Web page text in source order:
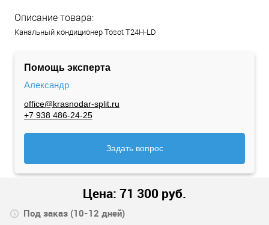
Описание товара:
Канальный кондиционер Tosot T24H-LD
Помощь эксперта
Александр
office@krasnodar-split.ru
+7 938 486-24-25
Задать вопрос
Цена: 71 300 руб.
Под заказ (10-12 дней)